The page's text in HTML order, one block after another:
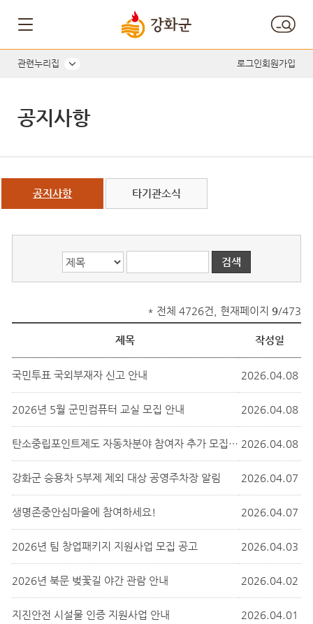
관련누리집 로그인회원가입
공지사항
공지사항 타기관소식
* 전체 4726건, 현재페이지 9/473
제목 작성일
국민투표 국외부재자 신고 안내 2026.04.08
2026년 5월 군민컴퓨터 교실 모집 안내 2026.04.08
탄소중립포인트제도 자동차분야 참여자 추가 모집 홍보 2026.04.08
강화군 승용차 5부제 제외 대상 공영주차장 알림 2026.04.07
생명존중안심마을에 참여하세요! 2026.04.07
2026년 팀 창업패키지 지원사업 모집 공고 2026.04.03
2026년 북문 벚꽃길 야간 관람 안내 2026.04.02
지진안전 시설물 인증 지원사업 안내 2026.04.01